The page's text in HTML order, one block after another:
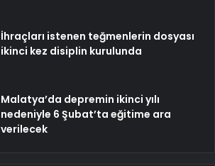
İhraçları istenen teğmenlerin dosyası
ikinci kez disiplin kurulunda
Malatya’da depremin ikinci yılı
nedeniyle 6 Şubat’ta eğitime ara
verilecek